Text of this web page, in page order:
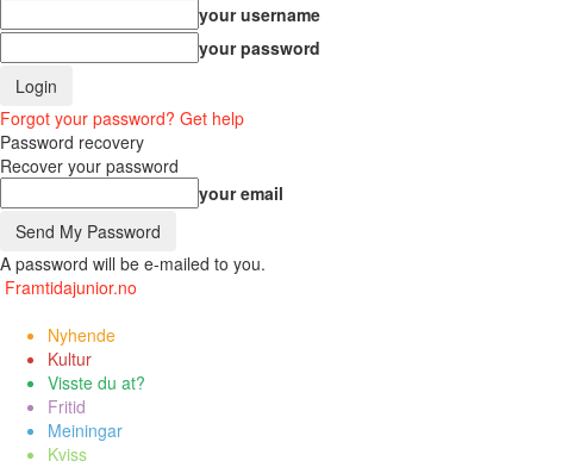
your username
your password
Forgot your password? Get help
Password recovery
Recover your password
your email
A password will be e-mailed to you.
Framtidajunior.no
Nyhende
Kultur
Visste du at?
Fritid
Meiningar
Kviss